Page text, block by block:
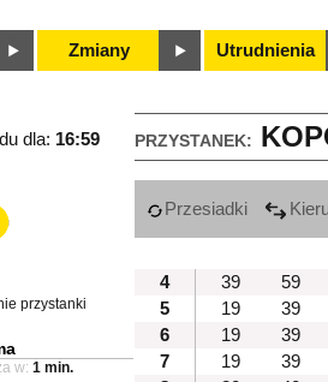
Zmiany Utrudnienia
PRZYSTANEK:
dla: 16:59
Przesiadki
4
39
59
5
19 39
6
19 39
7
19 39
przystanki
w: 1 min.